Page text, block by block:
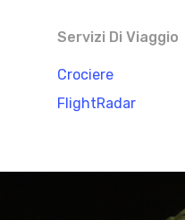
Servizi Di Viaggio
Crociere
FlightRadar